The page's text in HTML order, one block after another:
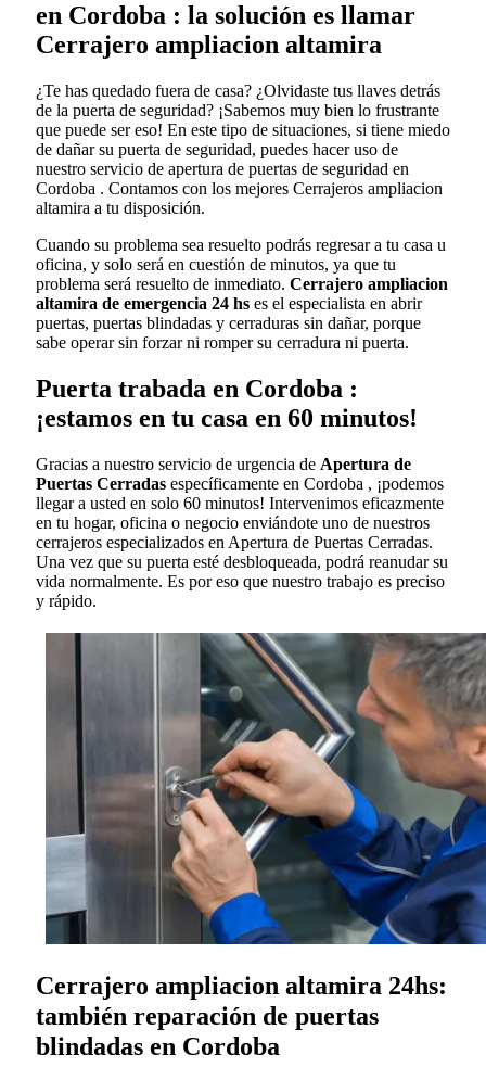
en Cordoba : la solución es llamar
Cerrajero ampliacion altamira
¿Te has quedado fuera de casa? ¿Olvidaste tus llaves detrás
de la puerta de seguridad? ¡Sabemos muy bien lo frustrante
que puede ser eso! En este tipo de situaciones, si tiene miedo
de dañar su puerta de seguridad, puedes hacer uso de
nuestro servicio de apertura de puertas de seguridad en
Cordoba . Contamos con los mejores Cerrajeros ampliacion
altamira a tu disposición.
Cuando su problema sea resuelto podrás regresar a tu casa u
oficina, y solo será en cuestión de minutos, ya que tu
problema será resuelto de inmediato. Cerrajero ampliacion
altamira de emergencia 24 hs es el especialista en abrir
puertas, puertas blindadas y cerraduras sin dañar, porque
sabe operar sin forzar ni romper su cerradura ni puerta.
Puerta trabada en Cordoba :
¡estamos en tu casa en 60 minutos!
Gracias a nuestro servicio de urgencia de Apertura de
Puertas Cerradas específicamente en Cordoba , ¡podemos
llegar a usted en solo 60 minutos! Intervenimos eficazmente
en tu hogar, oficina o negocio enviándote uno de nuestros
cerrajeros especializados en Apertura de Puertas Cerradas.
Una vez que su puerta esté desbloqueada, podrá reanudar su
vida normalmente. Es por eso que nuestro trabajo es preciso
y rápido.
Cerrajero ampliacion altamira 24hs:
también reparación de puertas
blindadas en Cordoba